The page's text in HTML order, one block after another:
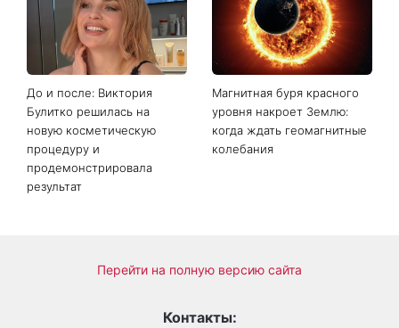
До и после: Виктория
Булитко решилась на
новую косметическую
процедуру и
продемонстрировала
результат
Магнитная буря красного
уровня накроет Землю:
когда ждать геомагнитные
колебания
Перейти на полную версию сайта
Контакты: